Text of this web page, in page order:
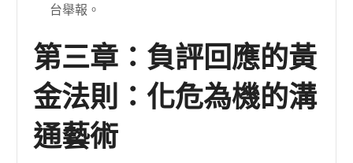
台舉報。
第三章：負評回應的黃
金法則：化危為機的溝
通藝術